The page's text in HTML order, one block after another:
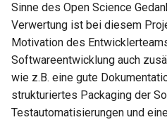
Sinne des Open Science
Verwertung ist bei diesem
Motivation des
Softwareentwicklung auch
wie z.B. eine gute
strukturiertes Packaging der
Testautomatisierungen und